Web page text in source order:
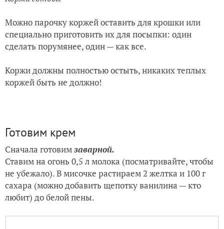
Можно парочку коржей оставить для крошки или
специально приготовить их для посыпки: один
сделать порумянее, один — как все.
Коржи должны полностью остыть, никаких теплых
коржей быть не должно!
Готовим крем
Сначала готовим
заварной.
Ставим на огонь 0,5 л молока (посматривайте, чтобы
не убежало). В мисочке растираем 2 желтка и 100 г
сахара (можно добавить щепотку ванилина — кто
любит) до белой пены.